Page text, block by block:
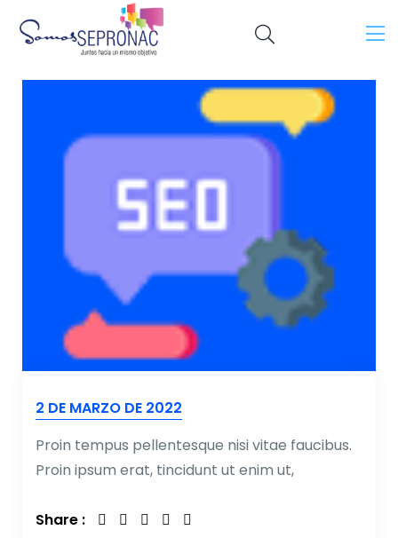
2 DE MARZO DE 2022
Proin tempus pellentesque nisi vitae faucibus.
Proin ipsum erat, tincidunt ut enim ut,
Share :